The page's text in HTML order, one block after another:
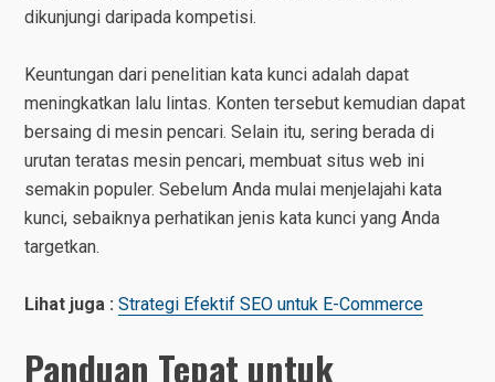
dikunjungi daripada kompetisi.
Keuntungan dari penelitian kata kunci adalah dapat
meningkatkan lalu lintas. Konten tersebut kemudian dapat
bersaing di mesin pencari. Selain itu, sering berada di
urutan teratas mesin pencari, membuat situs web ini
semakin populer. Sebelum Anda mulai menjelajahi kata
kunci, sebaiknya perhatikan jenis kata kunci yang Anda
targetkan.
Lihat juga :Strategi Efektif SEO untuk E-Commerce
Panduan Tepat untuk